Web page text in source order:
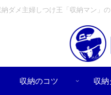
ダメ主婦しつけ王「収納マン」
収納のコツ 収納